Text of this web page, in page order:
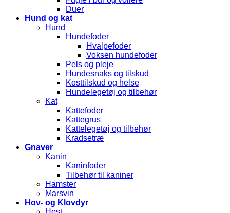
Duer
Hund og kat
Hund
Hundefoder
Hvalpefoder
Voksen hundefoder
Pels og pleje
Hundesnaks og tilskud
Kosttilskud og helse
Hundelegetøj og tilbehør
Kat
Kattefoder
Kattegrus
Kattelegetøj og tilbehør
Kradsetræ
Gnaver
Kanin
Kaninfoder
Tilbehør til kaniner
Hamster
Marsvin
Hov- og Klovdyr